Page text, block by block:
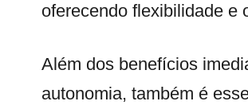
oferecendo flexibilidade e
Além dos benefícios
autonomia, também é